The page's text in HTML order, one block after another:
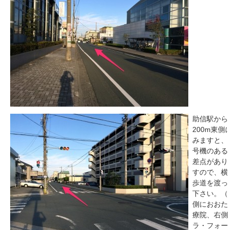
助信駅か
200m東側
みますと
号機のあ
差点があ
すので、
歩道を渡
下さい。
側におお
療院、右
ラ・フォ